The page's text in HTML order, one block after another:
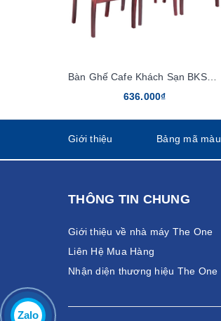
Bàn Ghế Cafe Khách Sạn BKS02, GKS02
636.000₫
Giới thiệu Bảng mã màu
THÔNG TIN CHUNG
Giới thiệu về nhà máy The One
Liên Hệ Mua Hàng
Nhận diện thương hiệu The One
Zalo